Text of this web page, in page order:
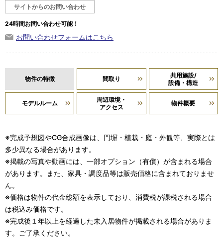
サイトからのお問い合わせ
24時間お問い合わせ可能！
お問い合わせフォームはこちら
物件の特徴 間取り
共用施設/
設備・構造
モデルルーム
周辺環境・
アクセス
物件概要
※完成予想図やCG合成画像は、門塀・植栽・庭・外観等、実際とは
多少異なる場合があります。
※掲載の写真や動画には、一部オプション（有償）が含まれる場合
があります。また、家具・調度品等は販売価格に含まれておりませ
ん。
※価格は物件の代金総額を表示しており、消費税が課税される場合
は税込み価格です。
※完成後１年以上を経過した未入居物件が掲載される場合がありま
す。ご了承ください。